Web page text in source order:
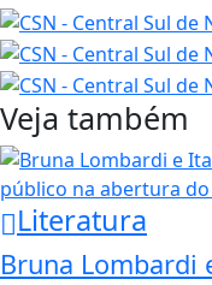
Veja também
Literatura
Bruna Lombardi